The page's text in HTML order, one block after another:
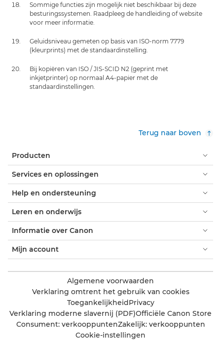
Sommige functies zijn mogelijk niet beschikbaar bij deze
besturingssystemen. Raadpleeg de handleiding of website
voor meer informatie.
Geluidsniveau gemeten op basis van ISO-norm 7779
(kleurprints) met de standaardinstelling.
Bij kopiëren van ISO / JIS-SCID N2 (geprint met
inkjetprinter) op normaal A4-papier met de
standaardinstellingen.
Terug naar boven
Producten
Services en oplossingen
Help en ondersteuning
Leren en onderwijs
Informatie over Canon
Mijn account
Algemene voorwaarden
Verklaring omtrent het gebruik van cookies
ToegankelijkheidPrivacy
Verklaring moderne slavernij (PDF)Officiële Canon Store
Consument: verkooppuntenZakelijk: verkooppunten
Cookie-instellingen